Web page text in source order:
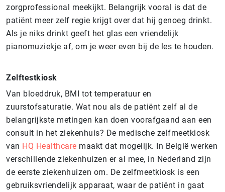
zorgprofessional meekijkt. Belangrijk vooral is dat de
patiënt meer zelf regie krijgt over dat hij genoeg drinkt.
Als je niks drinkt geeft het glas een vriendelijk
pianomuziekje af, om je weer even bij de les te houden.
Zelftestkiosk
Van bloeddruk, BMI tot temperatuur en
zuurstofsaturatie. Wat nou als de patiënt zelf al de
belangrijkste metingen kan doen voorafgaand aan een
consult in het ziekenhuis? De medische zelfmeetkiosk
van HQ Healthcare maakt dat mogelijk. In België werken
verschillende ziekenhuizen er al mee, in Nederland zijn
de eerste ziekenhuizen om. De zelfmeetkiosk is een
gebruiksvriendelijk apparaat, waar de patiënt in gaat